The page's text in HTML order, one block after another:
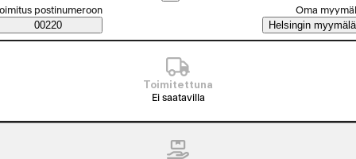
Saatavuustiedot
tilaustapa
postinumeroon
00220
Oma
Helsingin myymälä
Toimitettuna
Ei saatavilla